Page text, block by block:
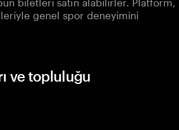
genel spor deneyimini
ve topluluğu